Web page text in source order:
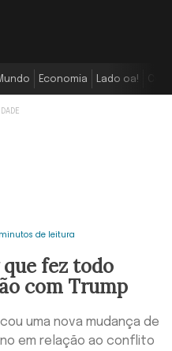
Economia Lado oa!
de leitura
que fez todo
com Trump
uma nova mudança de
em relação ao conflito